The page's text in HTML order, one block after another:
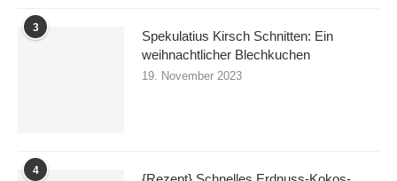
3
Spekulatius Kirsch Schnitten: Ein
weihnachtlicher Blechkuchen
19. November 2023
4